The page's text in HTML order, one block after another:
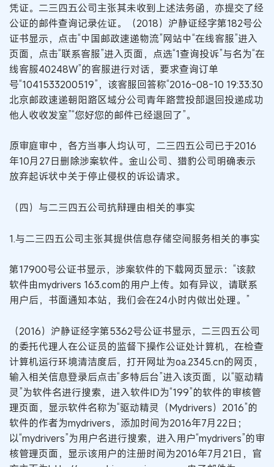
凭证。二三四五公司主张其未收到上述法务函，亦提交了经
公证的邮件查询记录佐证。（2018）沪静证经字第182号公
证书显示，点击“中国邮政速递物流”网站中“在线客服”进入
页面，点击“联系客服”进入页面，点选“1查询投诉”与名为“在
线客服40248W”的客服进行对话，要求查询订单
号“1041533200519”，该客服回答称“2016-08-10 19:33:30
北京邮政速递朝阳路区域分公司青年路营投部退回投递成功
他人收收发室”“您好您的邮件已经退回了”。
原审庭审中，各方当事人均认可，二三四五公司已于2016
年10月27日删除涉案软件。金山公司、猎豹公司明确表示
放弃起诉状中关于停止侵权的诉讼请求。
（四）与二三四五公司抗辩理由相关的事实
1.与二三四五公司主张其提供信息存储空间服务相关的事实
第17900号公证书显示，涉案软件的下载网页显示：“该款
软件由mydrivers 163.com的用户上传。如有异议，请联系
用户后，书面通知本站，我们会在24小时内做出处理。”
（2016）沪静证经字第5362号公证书显示，二三四五公司
的委托代理人在公证员的监督下操作公证处计算机，在检查
计算机运行环境清洁度后，打开网址为oa.2345.cn的网页，
输入相关信息登录后点击“多特后台”进入该页面，以“驱动精
灵”为软件名进行搜索，进入软件ID为“199”的软件的审核管
理页面，显示软件名称为“驱动精灵（Mydrivers）2016”的
软件的作者为mydrivers，添加时间为2016年7月22日；
以“mydrivers”为用户名进行搜索，进入用户“mydrivers”的审
核管理页面，显示该用户的注册时间为2016年7月21日，官